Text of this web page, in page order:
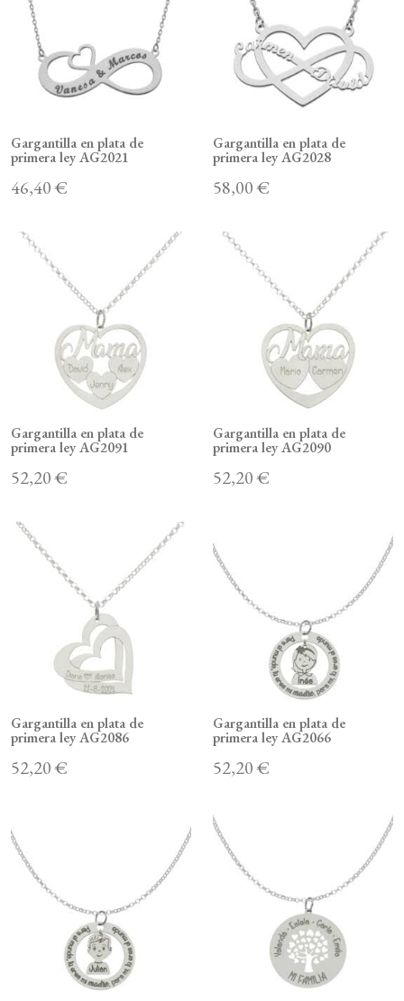
Gargantilla en plata de
primera ley AG2021
46,40 €
Gargantilla en plata de
primera ley AG2028
58,00 €
Gargantilla en plata de
primera ley AG2091
52,20 €
Gargantilla en plata de
primera ley AG2090
52,20 €
Gargantilla en plata de
primera ley AG2086
52,20 €
Gargantilla en plata de
primera ley AG2066
52,20 €